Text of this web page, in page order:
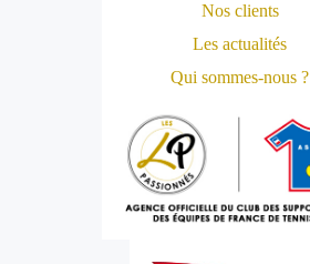
Nos clients
Les actualités
Qui sommes-nous ?